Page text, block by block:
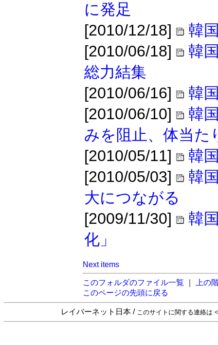
に発足
[2010/12/18]
韓
[2010/06/18]
韓
総力結集
[2010/06/16]
韓
[2010/06/10]
韓
みを阻止、体当た
[2010/05/11]
韓
[2010/05/03]
韓
大につながる
[2009/11/30]
韓
化」
Next items
このフォルダのファイル一覧
上の
このページの先頭に戻る
レイバーネット日本 / このサイトに関する連絡は